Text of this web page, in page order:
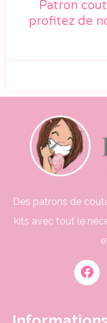
Patron
profitez de
Des patrons de
kits avec tout le